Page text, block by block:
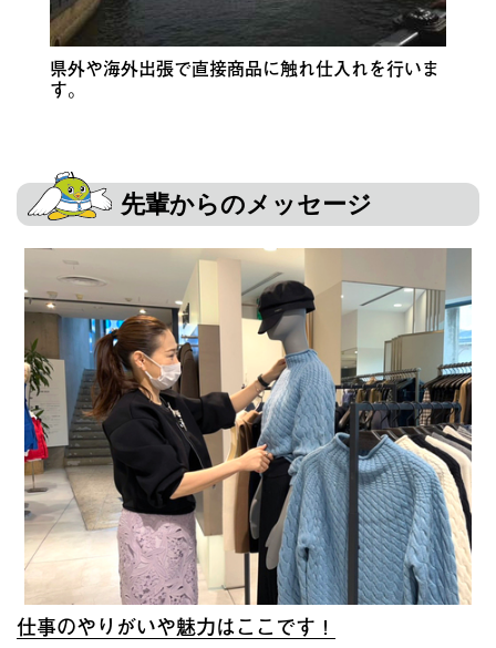
県外や海外出張で直接商品に触れ仕入れを行いま
す。
先輩からのメッセージ
仕事のやりがいや魅力はここです！